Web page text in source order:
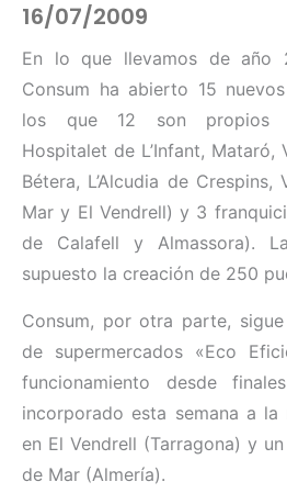
16/07/2009
En lo que llevamos de año
Consum ha abierto 15
los que 12 son propios
Hospitalet de L’Infant, Mataró,
Bétera, L’Alcudia de
Mar y El Vendrell) y 3
de Calafell y Almassora).
supuesto la creación de 250
Consum, por otra parte,
de supermercados «Eco
funcionamiento desde
incorporado esta semana a la
en El Vendrell (Tarragona) y
de Mar (Almería).